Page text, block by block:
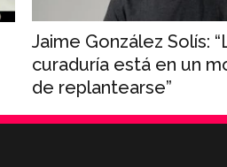
Jaime González Solís:
curaduría está en un
de replantearse”